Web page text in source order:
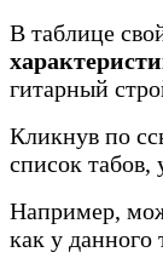
В таблице
гитарный
Кликнув по
список табов,
Например,
как у данного